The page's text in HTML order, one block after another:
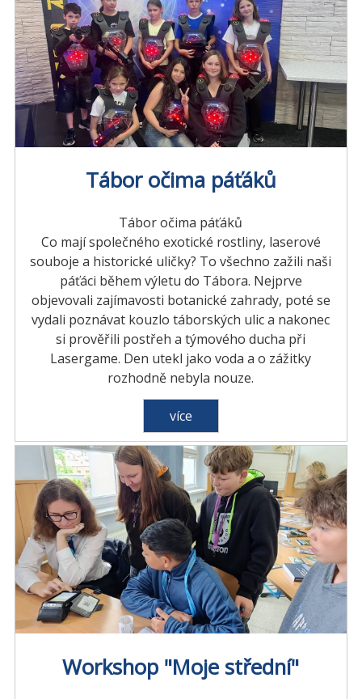
Tábor očima páťáků
Tábor očima páťáků
Co mají společného exotické rostliny, laserové
souboje a historické uličky? To všechno zažili naši
páťáci během výletu do Tábora. Nejprve
objevovali zajímavosti botanické zahrady, poté se
vydali poznávat kouzlo táborských ulic a nakonec
si prověřili postřeh a týmového ducha při
Lasergame. Den utekl jako voda a o zážitky
rozhodně nebyla nouze.
více
Workshop "Moje střední"